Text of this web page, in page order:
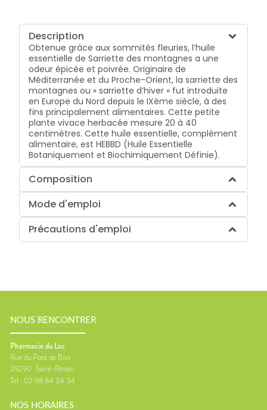
Description
Obtenue grâce aux sommités fleuries, l’huile
essentielle de Sarriette des montagnes a une
odeur épicée et poivrée. Originaire de
Méditerranée et du Proche-Orient, la sarriette des
montagnes ou « sarriette d’hiver » fut introduite
en Europe du Nord depuis le IXème siècle, à des
fins principalement alimentaires. Cette petite
plante vivace herbacée mesure 20 à 40
centimètres. Cette huile essentielle, complément
alimentaire, est HEBBD (Huile Essentielle
Botaniquement et Biochimiquement Définie).
Composition
Mode d'emploi
Précautions d'emploi
NOUS RENCONTRER
Pharmacie du Lac
Rue du Pont de Bois
29290 Saint-Renan
Tel : 02 98 84 24 34
NOS HORAIRES